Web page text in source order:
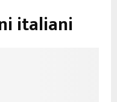
italiani